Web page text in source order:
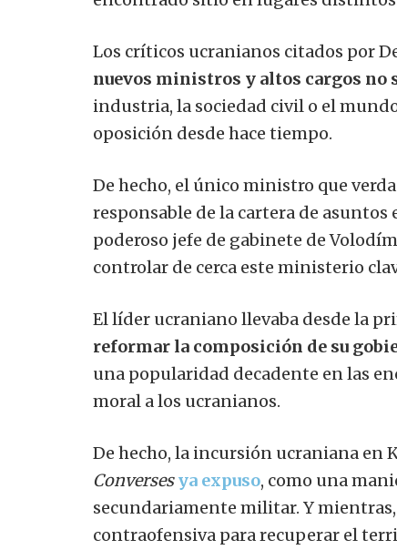
Los críticos ucranianos citados por
nuevos ministros y altos cargos no
industria, la sociedad civil o el
oposición desde hace tiempo.
De hecho, el único ministro que
responsable de la cartera de asuntos
poderoso jefe de gabinete de
controlar de cerca este ministerio
El líder ucraniano llevaba desde la
reformar la composición de su
una popularidad decadente en las
moral a los ucranianos.
De hecho, la incursión ucraniana en
Converses ya expuso, como una
secundariamente militar. Y
contraofensiva para recuperar el